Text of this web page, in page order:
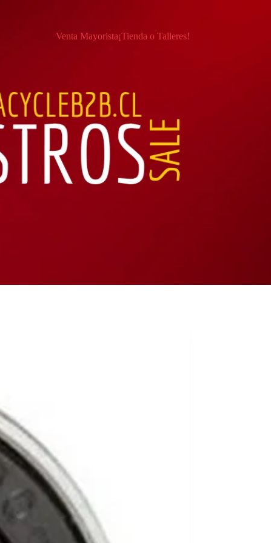
Venta Mayorista¡Tienda o Talleres!